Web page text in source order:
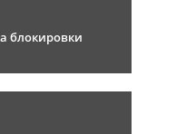
блокировки